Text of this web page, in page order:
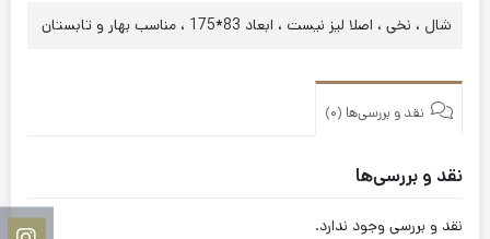
شال ، نخی ، اصلا لیز نیست ، ابعاد 83*175 ، مناسب بهار و تابستان
نقد و بررسی‌ها (0)
نقد و بررسی‌ها
نقد و بررسی وجود ندارد.